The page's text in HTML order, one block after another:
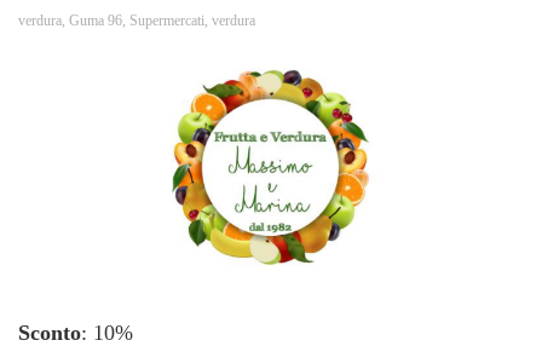
verdura Guma 96 Supermercati verdura
Sconto: 10%